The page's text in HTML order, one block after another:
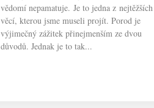
vědomí nepamatuje. Je to jedna z nejtěžších
věcí, kterou jsme museli projít. Porod je
výjimečný zážitek přinejmenším ze dvou
důvodů. Jednak je to tak...